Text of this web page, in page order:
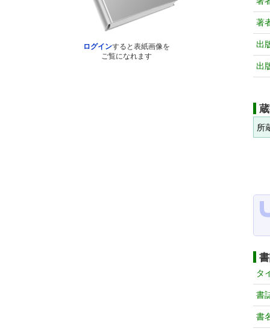
ログインすると表紙画像を
ご覧になれます
著
出
出
所
タ
書
書